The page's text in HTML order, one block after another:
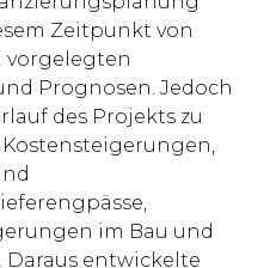
Zeitpunkt von
vorgelegten
Prognosen. Jedoch
des Projekts zu
im Bau und
entwickelte